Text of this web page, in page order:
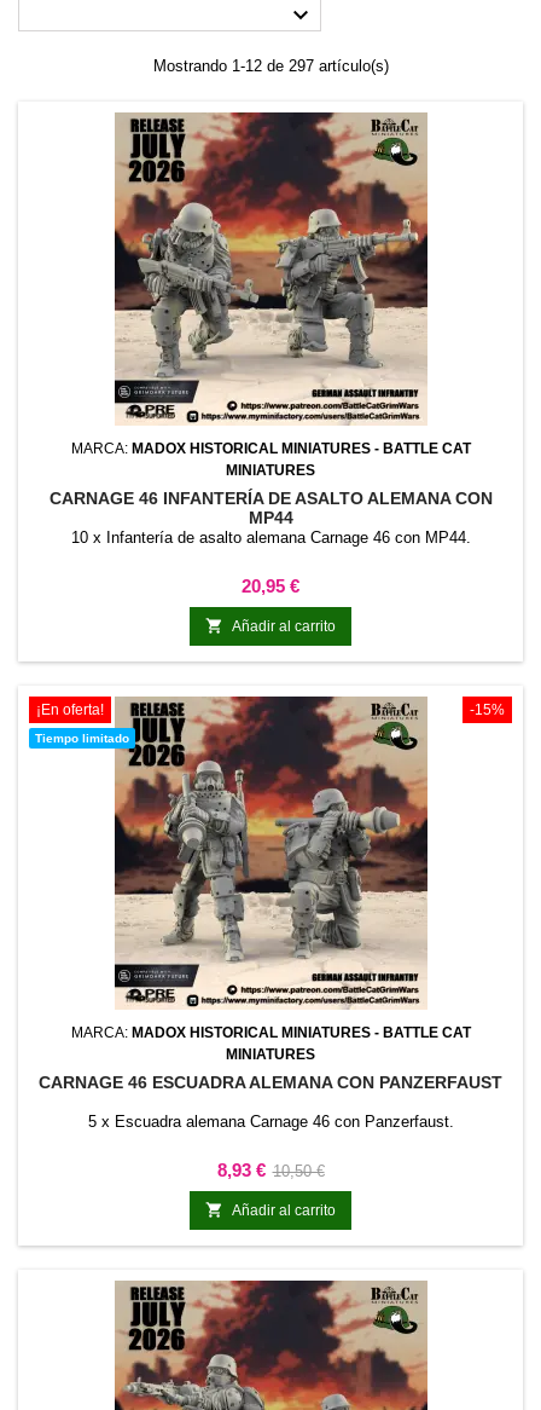

Mostrando 1-12 de 297 artículo(s)
MARCA: MADOX HISTORICAL MINIATURES - BATTLE CAT
MINIATURES
CARNAGE 46 INFANTERÍA DE ASALTO ALEMANA CON
MP44
10 x Infantería de asalto alemana Carnage 46 con MP44.
Precio
20,95 €
 Añadir al carrito
-15%
¡En oferta!
Tiempo limitado
MARCA: MADOX HISTORICAL MINIATURES - BATTLE CAT
MINIATURES
CARNAGE 46 ESCUADRA ALEMANA CON PANZERFAUST
5 x Escuadra alemana Carnage 46 con Panzerfaust.
Precio
8,93 € Precio
base
10,50 €
 Añadir al carrito